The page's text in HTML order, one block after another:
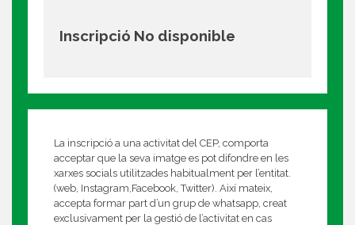
Inscripció No disponible
La inscripció a una activitat del CEP, comporta
acceptar que la seva imatge es pot difondre en les
xarxes socials utilitzades habitualment per l’entitat.
(web, Instagram,Facebook, Twitter). Així mateix,
accepta formar part d’un grup de whatsapp, creat
exclusivament per la gestió de l’activitat en cas